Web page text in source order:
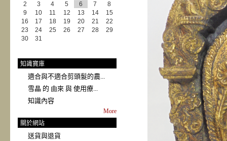
2
3 4 5 6 7
8
9
10 11 12 13 14
15
16
17 18 19 20 21
22
23
24 25 26 27 28
29
30
31
知識寶庫
適合與不適合剪頭髮的農...
雪晶 的 由來 與 使用療...
知識內容
More
關於網站
送貨與退貨